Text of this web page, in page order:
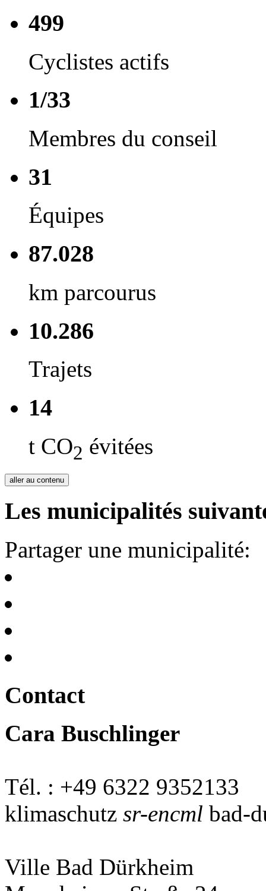
499
Cyclistes actifs
1/33
Membres du conseil
31
Équipes
87.028
km parcourus
10.286
Trajets
14
t CO2 évitées
aller au contenu
Les municipalités
Partager une municipalité:
Contact
Cara Buschlinger
Tél. : +49 6322 9352133
klimaschutz sr-encml bad-
Ville Bad Dürkheim